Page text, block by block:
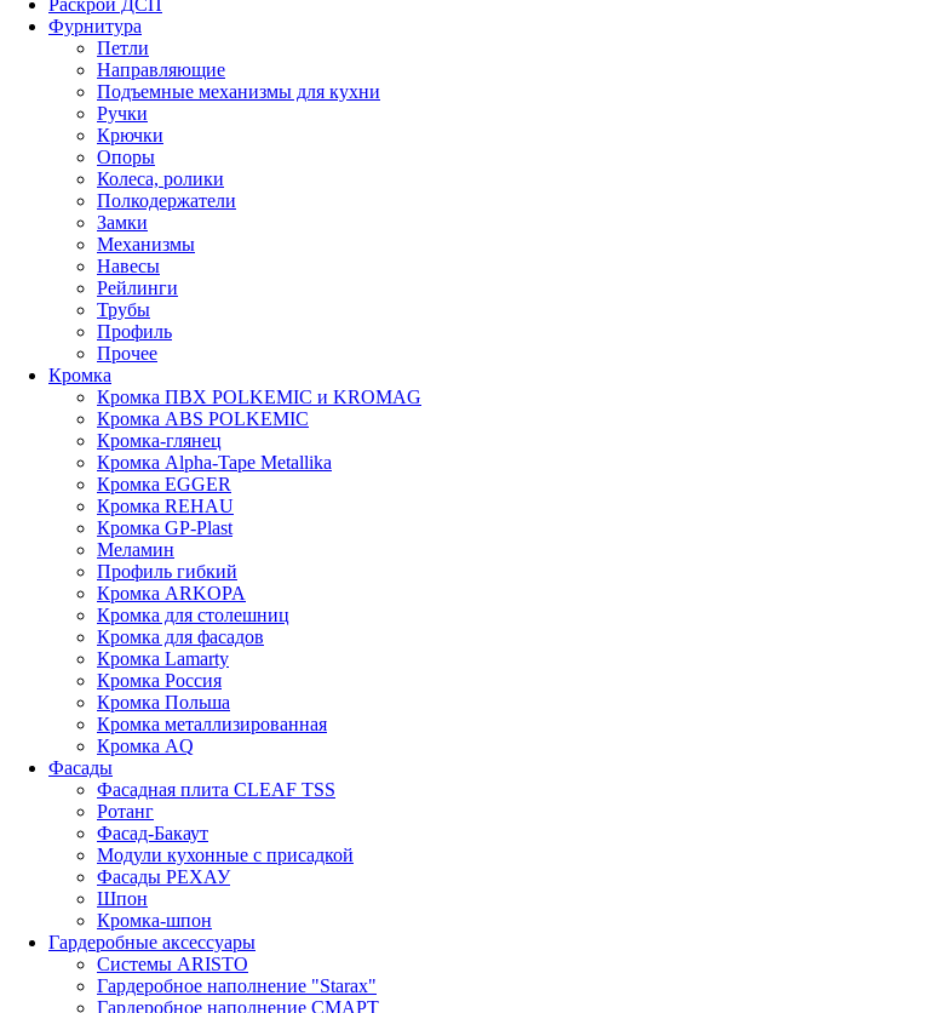
Фурнитура
Петли
Направляющие
Подъемные механизмы для кухни
Ручки
Крючки
Опоры
Колеса, ролики
Полкодержатели
Замки
Механизмы
Навесы
Рейлинги
Трубы
Профиль
Прочее
Кромка
Кромка ПВХ POLKEMIC и KROMAG
Кромка ABS POLKEMIС
Кромка-глянец
Кромка Alpha-Tape Metallika
Кромка EGGER
Кромка REHAU
Кромка GP-Plast
Меламин
Профиль гибкий
Кромка ARKOPA
Кромка для столешниц
Кромка для фасадов
Кромка Lamarty
Кромка Россия
Кромка Польша
Кромка металлизированная
Кромка AQ
Фасады
Фасадная плита CLEAF TSS
Ротанг
Фасад-Бакаут
Модули кухонные с присадкой
Фасады РЕХАУ
Шпон
Кромка-шпон
Гардеробные аксессуары
Системы ARISTO
Гардеробное наполнение "Starax"
Гардеробное наполнение СМАРТ